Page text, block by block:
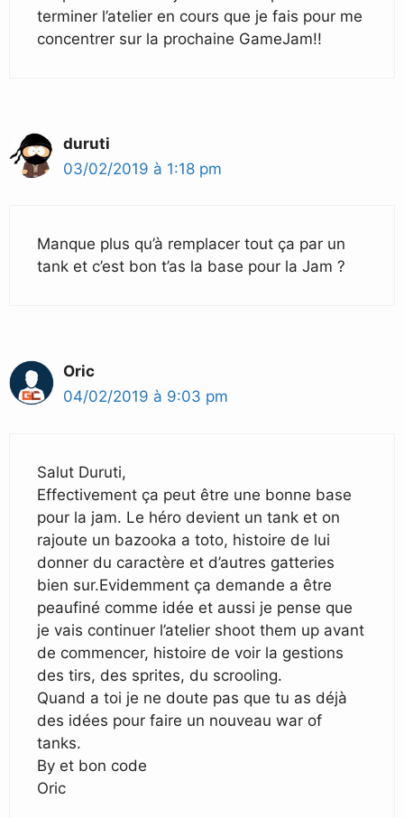
terminer l’atelier en cours que je fais pour me
concentrer sur la prochaine GameJam!!
duruti
03/02/2019 à 1:18 pm
Manque plus qu’à remplacer tout ça par un
tank et c’est bon t’as la base pour la Jam ?
Oric
04/02/2019 à 9:03 pm
Salut Duruti,
Effectivement ça peut être une bonne base
pour la jam. Le héro devient un tank et on
rajoute un bazooka a toto, histoire de lui
donner du caractère et d’autres gatteries
bien sur.Evidemment ça demande a être
peaufiné comme idée et aussi je pense que
je vais continuer l’atelier shoot them up avant
de commencer, histoire de voir la gestions
des tirs, des sprites, du scrooling.
Quand a toi je ne doute pas que tu as déjà
des idées pour faire un nouveau war of
tanks.
By et bon code
Oric